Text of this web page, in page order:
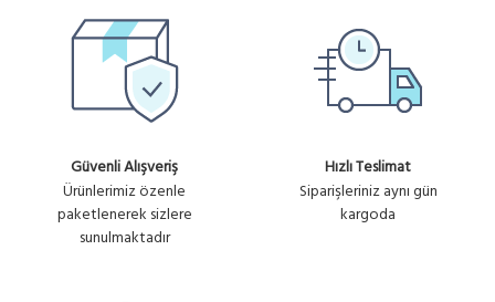
Güvenli Alışveriş
Ürünlerimiz özenle
paketlenerek sizlere
sunulmaktadır
Hızlı Teslimat
Siparişleriniz aynı gün
kargoda